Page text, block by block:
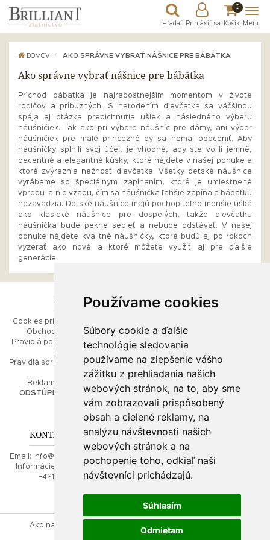
Používame cookies
Súbory cookie a ďalšie
technológie sledovania
používame na zlepšenie vášho
zážitku z prehliadania našich
webových stránok, na to, aby sme
vám zobrazovali prispôsobený
obsah a cielené reklamy, na
analýzu návštevnosti našich
webových stránok a na
pochopenie toho, odkiaľ naši
návštevníci prichádzajú.
Súhlasím
Odmietam
Hľadať Prihlásiť sa
0
Košík Menu
DOMOV AKO SPRÁVNE VYBRAŤ NÁŠNICE PRE BÁBÄTKA
Ako správne vybrať nášnice pre bábätka
Príchod bábätka je najradostnejším momentom v živote
rodičov a príbuzných. S narodením dievčatka sa väčšinou
spája aj otázka prepichnutia ušiek a následného výberu
náušničiek. Tak ako pri výbere náušníc pre dámy, ani výber
náušničiek pre malé princezné by sa nemal podceniť. Aby
náušničky splnili svoj účel, je vhodné, aby ste volili jemné,
decentné a elegantné kúsky, ktoré nájdete v našej ponuke a
ktoré zvýraznia nežnosť dievčatka. Všetky detské náušnice
vyrábame so špeciálnym zapínaním, ktoré je umiestnené
vpredu a nie vzadu, čím sa náušnička ľahšie zapína a bábätku
nezavadzia. Detské náušnice majú pochopiteľne menšie ušká
ako klasické náušnice pre dospelých, takže dievčatku
náušnička bude pekne sedieť a nebude odstávať. V našej
ponuke nájdete kvalitné náušničky, ktoré budú aj po rokoch
vyzerať ako nové a ktoré môžete využiť aj pre ďalšie
generácie.
ESHOP
Cookies pri prezeraní stránok
Obchodné podmienky
Pravidlá používania webových
stránok
Pravidlá spracúvania osobných
Reklamačný poriadok
ODSTÚPENIE OD ZMLUVY
RÝCHLE MENU
Ako balíme Vaše šperky
Kontaktujte nás
PORADŇA
Ako nakupovať
O drahých kovoch
Doprava a poštovné
KONTAKT NA NÁS
Email:
info@najkrajsiesperky.sk
Informácie:
+421917 881556,
+421556224323
Ako nakupovať Kontaktujte nás
Obchodné podmienky